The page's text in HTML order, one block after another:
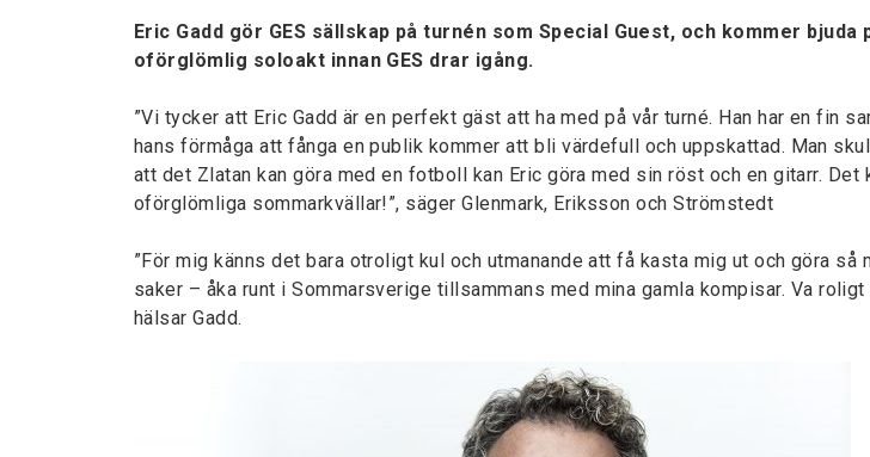
Eric Gadd gör GES sällskap på turnén som Special Guest, och kommer bjuda
oförglömlig soloakt innan GES drar igång.
”Vi tycker att Eric Gadd är en perfekt gäst att ha med på vår turné. Han har en fin
hans förmåga att fånga en publik kommer att bli värdefull och uppskattad. Man
att det Zlatan kan göra med en fotboll kan Eric göra med sin röst och en gitarr. Det
oförglömliga sommarkvällar!”, säger Glenmark, Eriksson och Strömstedt
”För mig känns det bara otroligt kul och utmanande att få kasta mig ut och göra så
saker – åka runt i Sommarsverige tillsammans med mina gamla kompisar. Va roligt
hälsar Gadd.